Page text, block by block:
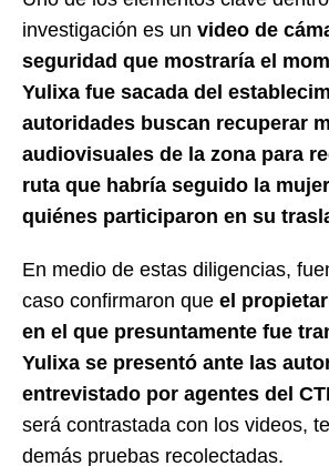
investigación es un video de
seguridad que mostraría el
Yulixa fue sacada del
autoridades buscan recuperar
audiovisuales de la zona para
ruta que habría seguido la
quiénes participaron en su
En medio de estas diligencias,
caso confirmaron que el
en el que presuntamente fue
Yulixa se presentó ante las
entrevistado por agentes del
será contrastada con los videos,
demás pruebas recolectadas.